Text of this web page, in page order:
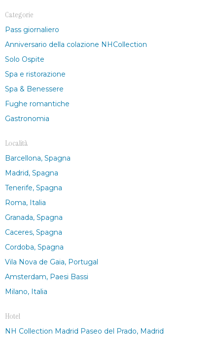
Categorie
Pass giornaliero
Anniversario della colazione NHCollection
Solo Ospite
Spa e ristorazione
Spa & Benessere
Fughe romantiche
Gastronomia
Località
Barcellona, Spagna
Madrid, Spagna
Tenerife, Spagna
Roma, Italia
Granada, Spagna
Caceres, Spagna
Cordoba, Spagna
Vila Nova de Gaia, Portugal
Amsterdam, Paesi Bassi
Milano, Italia
Hotel
NH Collection Madrid Paseo del Prado, Madrid